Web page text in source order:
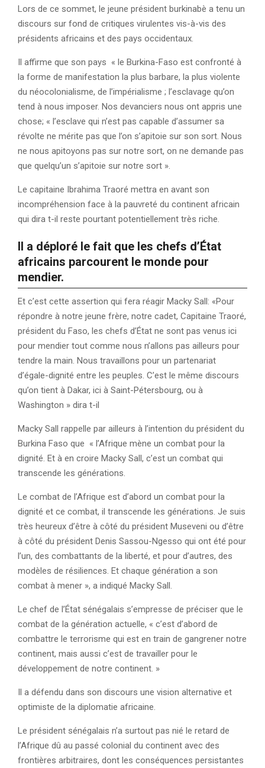
Lors de ce sommet, le jeune président burkinabè a tenu un
discours sur fond de critiques virulentes vis-à-vis des
présidents africains et des pays occidentaux.
Il affirme que son pays « le Burkina-Faso est confronté à
la forme de manifestation la plus barbare, la plus violente
du néocolonialisme, de l’impérialisme ; l’esclavage qu’on
tend à nous imposer. Nos devanciers nous ont appris une
chose; « l’esclave qui n’est pas capable d’assumer sa
révolte ne mérite pas que l’on s’apitoie sur son sort. Nous
ne nous apitoyons pas sur notre sort, on ne demande pas
que quelqu’un s’apitoie sur notre sort ».
Le capitaine Ibrahima Traoré mettra en avant son
incompréhension face à la pauvreté du continent africain
qui dira t-il reste pourtant potentiellement très riche.
Il a déploré le fait que les chefs d’État
africains parcourent le monde pour
mendier.
Et c’est cette assertion qui fera réagir Macky Sall: «Pour
répondre à notre jeune frère, notre cadet, Capitaine Traoré,
président du Faso, les chefs d’État ne sont pas venus ici
pour mendier tout comme nous n’allons pas ailleurs pour
tendre la main. Nous travaillons pour un partenariat
d’égale-dignité entre les peuples. C’est le même discours
qu’on tient à Dakar, ici à Saint-Pétersbourg, ou à
Washington » dira t-il
Macky Sall rappelle par ailleurs à l’intention du président du
Burkina Faso que « l’Afrique mène un combat pour la
dignité. Et à en croire Macky Sall, c’est un combat qui
transcende les générations.
Le combat de l’Afrique est d’abord un combat pour la
dignité et ce combat, il transcende les générations. Je suis
très heureux d’être à côté du président Museveni ou d’être
à côté du président Denis Sassou-Ngesso qui ont été pour
l’un, des combattants de la liberté, et pour d’autres, des
modèles de résiliences. Et chaque génération a son
combat à mener », a indiqué Macky Sall.
Le chef de l’État sénégalais s’empresse de préciser que le
combat de la génération actuelle, « c’est d’abord de
combattre le terrorisme qui est en train de gangrener notre
continent, mais aussi c’est de travailler pour le
développement de notre continent. »
Il a défendu dans son discours une vision alternative et
optimiste de la diplomatie africaine.
Le président sénégalais n’a surtout pas nié le retard de
l’Afrique dû au passé colonial du continent avec des
frontières arbitraires, dont les conséquences persistantes